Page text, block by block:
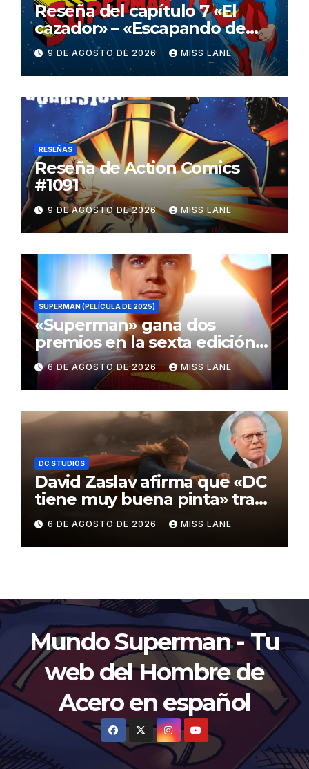
Reseña del capítulo 7 «El
cazador» – «Escapando de
casa» de «Superman»
9 DE AGOSTO DE 2026 MISS LANE
RESEÑAS
Reseña de Action Comics
#1091
9 DE AGOSTO DE 2026 MISS LANE
SUPERMAN (PELÍCULA DE 2025)
«Superman» gana dos
premios en la sexta edición
de los Critics Choice Super
Awards
6 DE AGOSTO DE 2026 MISS LANE
DC STUDIOS
David Zaslav afirma que «DC
tiene muy buena pinta» tras
el fracaso de «Supergirl»
6 DE AGOSTO DE 2026 MISS LANE
Mundo Superman - Tu
web del Hombre de
Acero en español